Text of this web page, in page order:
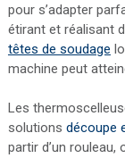
pour s’adapter
étirant et réalisant
têtes de soudage
machine peut
Les
solutions découpe
partir d’un